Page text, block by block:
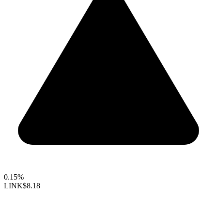
0.15%
LINK$8.18